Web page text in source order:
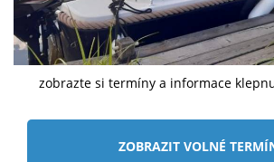
zobrazte si termíny a informace
ZOBRAZIT VOLNÉ